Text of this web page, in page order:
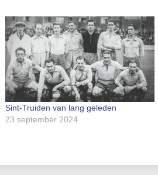
Sint-Truiden van lang geleden
23 september 2024